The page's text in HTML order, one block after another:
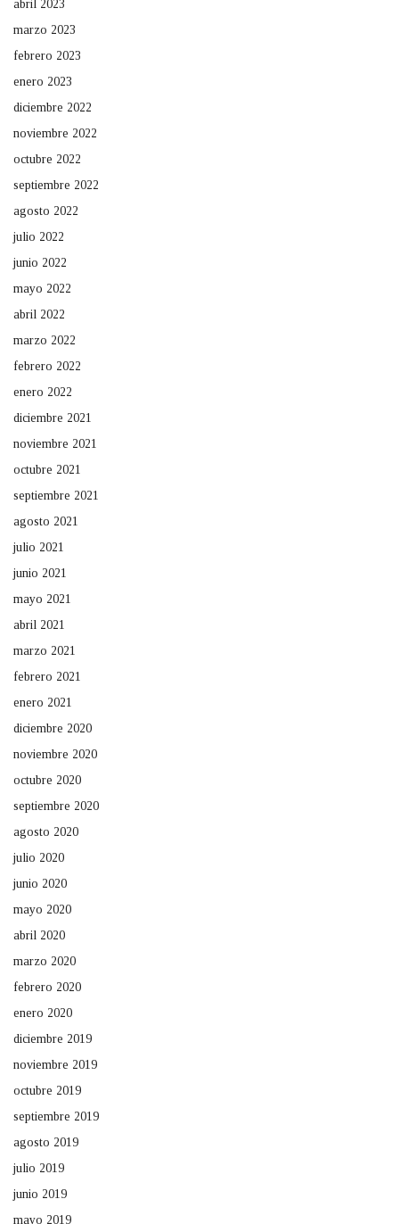
abril 2023
marzo 2023
febrero 2023
enero 2023
diciembre 2022
noviembre 2022
octubre 2022
septiembre 2022
agosto 2022
julio 2022
junio 2022
mayo 2022
abril 2022
marzo 2022
febrero 2022
enero 2022
diciembre 2021
noviembre 2021
octubre 2021
septiembre 2021
agosto 2021
julio 2021
junio 2021
mayo 2021
abril 2021
marzo 2021
febrero 2021
enero 2021
diciembre 2020
noviembre 2020
octubre 2020
septiembre 2020
agosto 2020
julio 2020
junio 2020
mayo 2020
abril 2020
marzo 2020
febrero 2020
enero 2020
diciembre 2019
noviembre 2019
octubre 2019
septiembre 2019
agosto 2019
julio 2019
junio 2019
mayo 2019